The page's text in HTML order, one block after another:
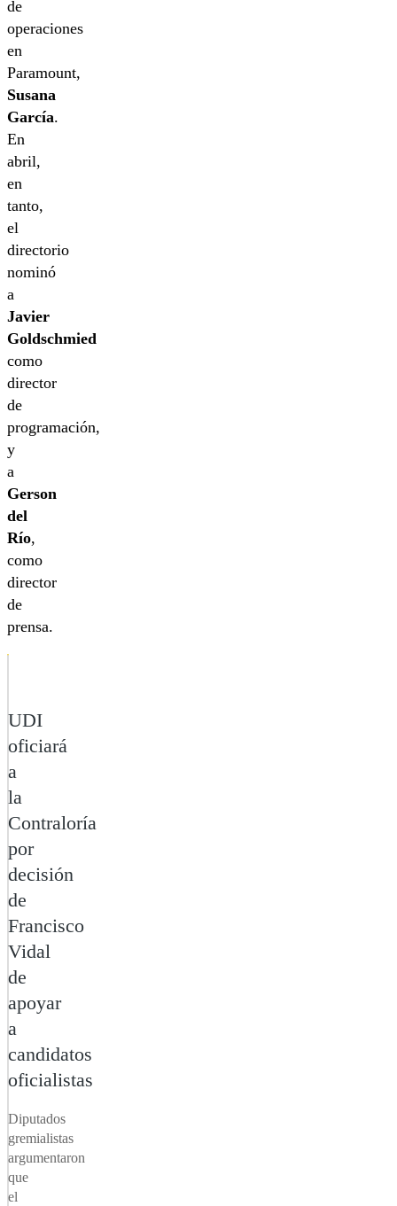
de
operaciones
en
Paramount,
Susana
García.
En
abril,
en
tanto,
el
directorio
nominó
a
Javier
Goldschmied
como
director
de
programación,
y
a
Gerson
del
Río,
como
director
de
prensa.
UDI
oficiará
a
la
Contraloría
por
decisión
de
Francisco
Vidal
de
apoyar
a
candidatos
oficialistas
Diputados
gremialistas
argumentaron
que
el